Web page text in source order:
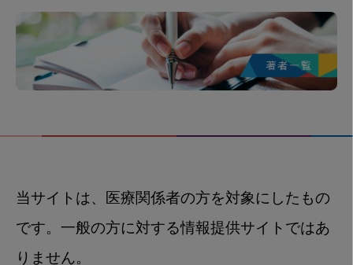
当サイトは、医療関係者の方を対象にしたもの
です。一般の方に対する情報提供サイトではあ
りません。